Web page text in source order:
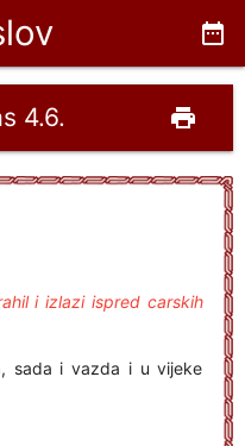
date_range
4.6. print
i izlazi ispred carskih
sada i vazda i u vijeke